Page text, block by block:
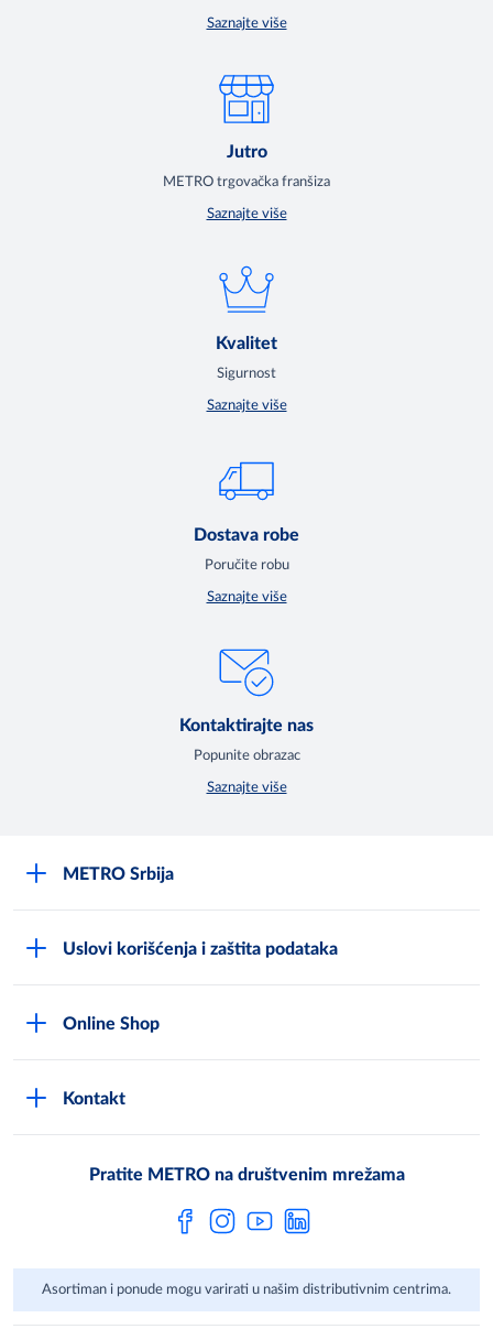
Saznajte više
Jutro
METRO trgovačka franšiza
Saznajte više
Kvalitet
Sigurnost
Saznajte više
Dostava robe
Poručite robu
Saznajte više
Kontaktirajte nas
Popunite obrazac
Saznajte više
METRO Srbija
Često postavljana pitanja
Uslovi korišćenja i zaštita podataka
Online Shop
Kontakt
Pratite METRO na društvenim mrežama
Asortiman i ponude mogu varirati u našim distributivnim centrima.